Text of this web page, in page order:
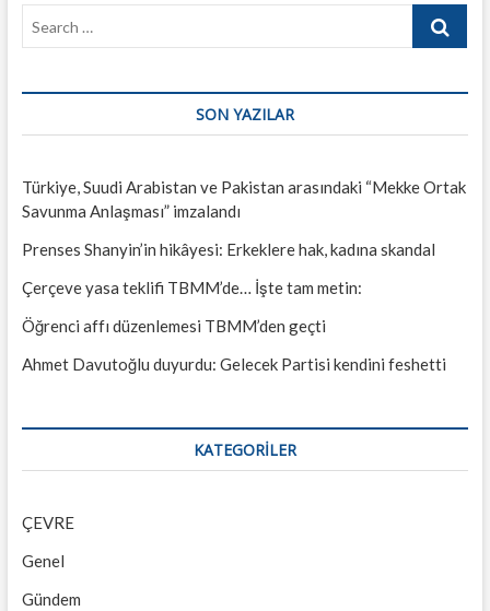
Search
SON YAZILAR
Türkiye, Suudi Arabistan ve Pakistan arasındaki “Mekke Ortak
Savunma Anlaşması” imzalandı
Prenses Shanyin’in hikâyesi: Erkeklere hak, kadına skandal
Çerçeve yasa teklifi TBMM’de… İşte tam metin:
Öğrenci affı düzenlemesi TBMM’den geçti
Ahmet Davutoğlu duyurdu: Gelecek Partisi kendini feshetti
KATEGORILER
ÇEVRE
Genel
Gündem